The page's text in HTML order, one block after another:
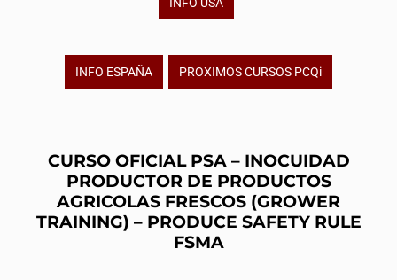
INFO USA
INFO ESPAÑA PROXIMOS CURSOS PCQi
CURSO OFICIAL PSA – INOCUIDAD
PRODUCTOR DE PRODUCTOS
AGRICOLAS FRESCOS (GROWER
TRAINING) – PRODUCE SAFETY RULE
FSMA